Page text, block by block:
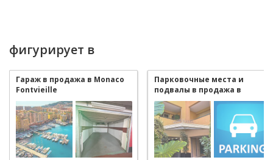
фигурирует в
Гараж в продажа в Monaco
Fontvieille
Парковочные места и
подвалы в продажа в
Monaco Fontvieille